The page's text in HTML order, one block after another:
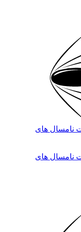
نامسال های
نامسال های